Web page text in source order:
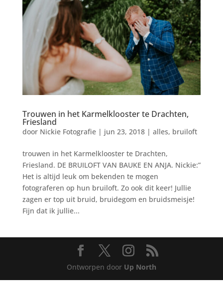
Trouwen in het Karmelklooster te Drachten,
Friesland
door Nickie Fotografie| jun 23, 2018| alles, bruiloft
trouwen in het Karmelklooster te Drachten,
Friesland. DE BRUILOFT VAN BAUKE EN ANJA. Nickie:”
Het is altijd leuk om bekenden te mogen
fotograferen op hun bruiloft. Zo ook dit keer! Jullie
zagen er top uit bruid, bruidegom en bruidsmeisje!
Fijn dat ik jullie...
Ontworpen door Up North